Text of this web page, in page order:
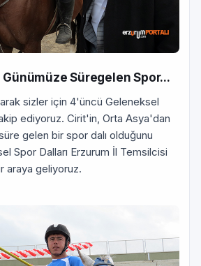
Süregelen Spor...
sizler için 4'üncü Geleneksel
ediyoruz. Cirit'in, Orta Asya'dan
gelen bir spor dalı olduğunu
Spor Dalları Erzurum İl Temsilcisi
araya geliyoruz.